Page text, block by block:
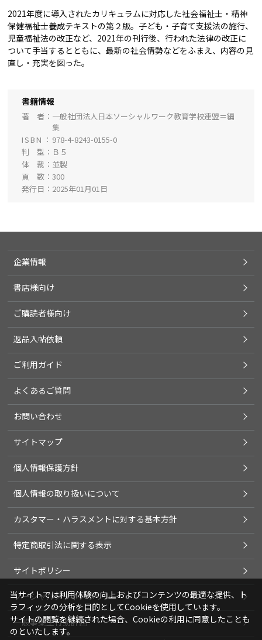
2021年度に導入されたカリキュラムに対応した社会福祉士・精神
保健福祉士養成テキストの第２版。子ども・子育て支援法の施行、
児童福祉法の改正など、2021年の刊行後、行われた法律の改正に
ついて手当するとともに、最新の社会情勢などをふまえ、内容の見
直し・充実を図った。
書籍情報
著 者
一般社団法人日本ソーシャルワーク教育学校連盟＝編
集
ISBN
978-4-8243-0155-0
判 型
Ｂ５
体 裁
並製
頁 数
300
発行日
2025年01月01日
企業情報
書店様向け
ご購読者様向け
返品入帖依頼
ご利用ガイド
よくあるご質問
お問い合わせ
サイトマップ
個人情報保護方針
個人情報の取り扱いについて
カスタマー・ハラスメントに対する基本方針
特定商取引法に関する表示
サイトポリシー
ソーシャルメディアポリシー
一般事業主行動計画
当サイトでは利用体験の向上およびコンテンツの最適な提供、ト
ラフィックの分析を目的としてCookieを使用しています。
サイトの閲覧を継続された場合、Cookieの利用に同意したことも
のといたします。